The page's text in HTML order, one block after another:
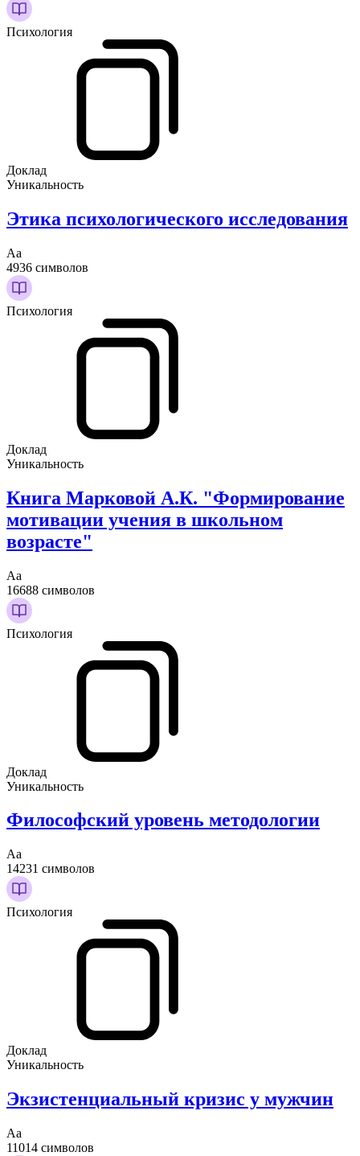
Психология
Доклад
Уникальность
Этика психологического исследования
Аа
4936 символов
Психология
Доклад
Уникальность
Книга Марковой А.К. "Формирование
мотивации учения в школьном
возрасте"
Аа
16688 символов
Психология
Доклад
Уникальность
Философский уровень методологии
Аа
14231 символов
Психология
Доклад
Уникальность
Экзистенциальный кризис у мужчин
Аа
11014 символов